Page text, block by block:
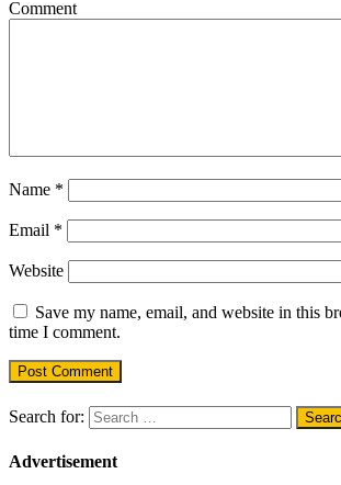
Comment
Name *
Email *
Website
Save my name, email, and website in this
time I comment.
Search for:
Advertisement